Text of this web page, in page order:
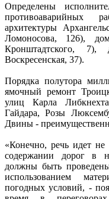
Определены
противоаварийных
архитектуры
Ломоносова, 126),
Кронштадтского,
Воскресенская, 37).
Порядка полутора
ямочный ремонт
улиц Карла
Гайдара, Розы
Двины -
«Конечно, речь идет
содержании дорог в
должны быть
использованием
погодных условий, -